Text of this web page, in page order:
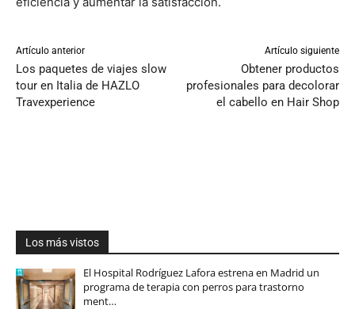
Artículo anterior
Los paquetes de viajes slow
tour en Italia de HAZLO
Travexperience
Artículo siguiente
Obtener productos
profesionales para decolorar
el cabello en Hair Shop
Los más vistos
El Hospital Rodríguez Lafora estrena en Madrid un
programa de terapia con perros para trastorno
ment…